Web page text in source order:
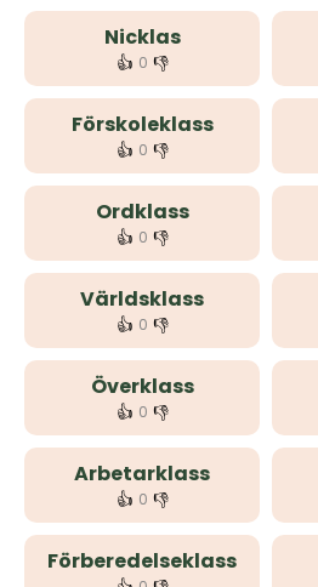
Nicklas
👍 0 👎
Förskoleklass
👍 0 👎
Ordklass
👍 0 👎
Världsklass
👍 0 👎
Överklass
👍 0 👎
Arbetarklass
👍 0 👎
Förberedelseklass